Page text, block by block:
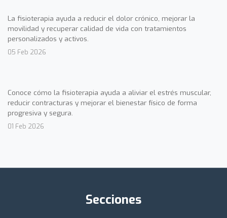
La fisioterapia ayuda a reducir el dolor crónico, mejorar la
movilidad y recuperar calidad de vida con tratamientos
personalizados y activos.
05 Feb 2026
Conoce cómo la fisioterapia ayuda a aliviar el estrés muscular,
reducir contracturas y mejorar el bienestar físico de forma
progresiva y segura.
01 Feb 2026
Secciones